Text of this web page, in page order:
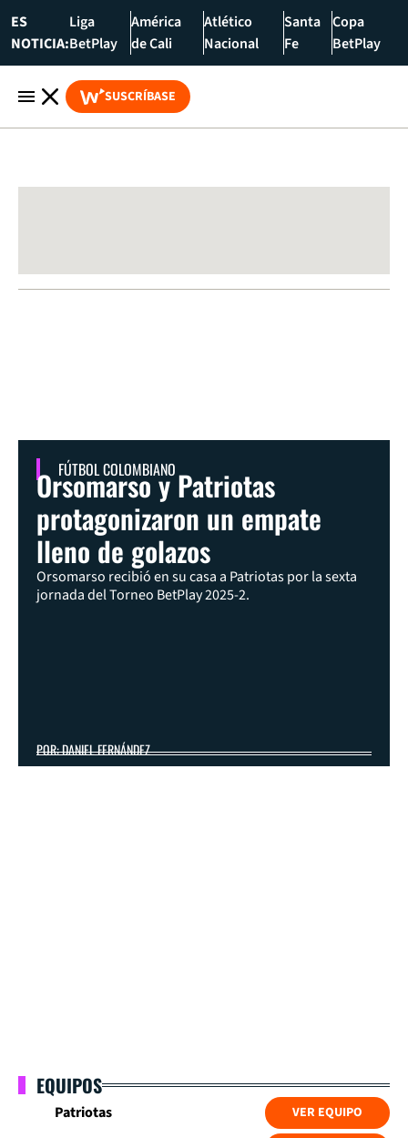
ES
NOTICIA:
Liga
BetPlay
América
de Cali
Atlético
Nacional
Santa
Fe
Copa
BetPlay
SUSCRÍBASE
FÚTBOL COLOMBIANO
Orsomarso y Patriotas
protagonizaron un empate
lleno de golazos
Orsomarso recibió en su casa a Patriotas por la sexta
jornada del Torneo BetPlay 2025-2.
POR: DANIEL FERNÁNDEZ
EQUIPOS
Patriotas VER EQUIPO